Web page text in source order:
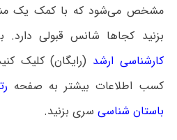
مشخص می‌شود که با کمک یک
بزنید کجاها شانس قبولی دارد.
کارشناسی ارشد (رایگان) کلیک
کسب اطلاعات بیشتر به صفحه
باستان‌ شناسی سری بزنید.